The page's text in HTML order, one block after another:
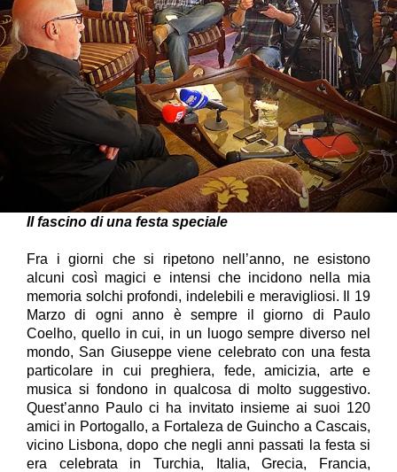
Il fascino di una festa speciale
Fra i giorni che si ripetono nell’anno, ne esistono
alcuni così magici e intensi che incidono nella mia
memoria solchi profondi, indelebili e meravigliosi. Il 19
Marzo di ogni anno è sempre il giorno di Paulo
Coelho, quello in cui, in un luogo sempre diverso nel
mondo, San Giuseppe viene celebrato con una festa
particolare in cui preghiera, fede, amicizia, arte e
musica si fondono in qualcosa di molto suggestivo.
Quest’anno Paulo ci ha invitato insieme ai suoi 120
amici in Portogallo, a Fortaleza de Guincho a Cascais,
vicino Lisbona, dopo che negli anni passati la festa si
era celebrata in Turchia, Italia, Grecia, Francia,